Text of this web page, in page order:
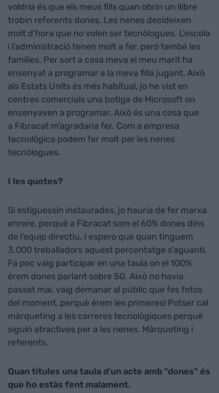
voldria és que els meus fills quan obrin un llibre
trobin referents dones. Les nenes decideixen
molt d'hora que no volen ser tecnòlogues. L'escola
i l'administració tenen molt a fer, però també les
famílies. Per sort a casa meva el meu marit ha
ensenyat a programar a la meva filla jugant. Això
als Estats Units és més habitual, jo he vist en
centres comercials una botiga de Microsoft on
ensenyaven a programar. Això és una cosa que
a Fibracat m'agradaria fer. Com a empresa
tecnològica podem fer molt per les nenes
tecnòlogues.
I les quotes?
Si estiguessin instaurades, jo hauria de fer marxa
enrere, perquè a Fibracat som el 60% dones dins
de l'equip directiu. I espero que quan tinguem
3.000 treballadors aquest percentatge s'aguanti.
Fa poc vaig participar en una taula on el 100%
érem dones parlant sobre 5G. Això no havia
passat mai, vaig demanar al públic que fes fotos
del moment, perquè érem les primeres! Potser cal
màrqueting a les carreres tecnològiques perquè
siguin atractives per a les nenes. Màrqueting i
referents.
Quan titules una taula d'un acte amb "dones" és
que ho estàs fent malament.